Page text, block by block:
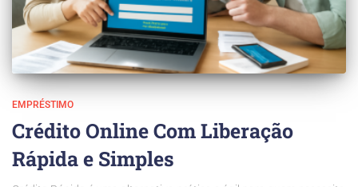
EMPRÉSTIMO
Crédito Online Com Liberação
Rápida e Simples